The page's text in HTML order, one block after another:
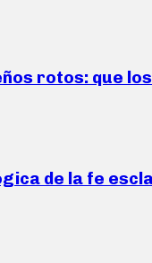
rotos: que
de la fe